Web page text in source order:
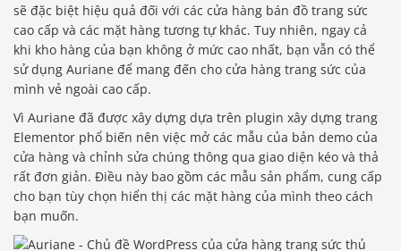
sẽ đặc biệt hiệu quả đối với các cửa hàng bán đồ trang sức
cao cấp và các mặt hàng tương tự khác. Tuy nhiên, ngay cả
khi kho hàng của bạn không ở mức cao nhất, bạn vẫn có thể
sử dụng Auriane để mang đến cho cửa hàng trang sức của
mình vẻ ngoài cao cấp.
Vì Auriane đã được xây dựng dựa trên plugin xây dựng trang
Elementor phổ biến nên việc mở các mẫu của bản demo của
cửa hàng và chỉnh sửa chúng thông qua giao diện kéo và thả
rất đơn giản. Điều này bao gồm các mẫu sản phẩm, cung cấp
cho bạn tùy chọn hiển thị các mặt hàng của mình theo cách
bạn muốn.